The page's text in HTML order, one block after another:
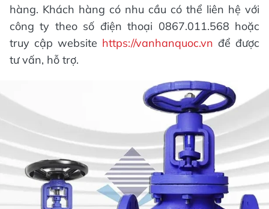
hàng. Khách hàng có nhu cầu có thể liên hệ với
công ty theo số điện thoại 0867.011.568 hoặc
truy cập website https://vanhanquoc.vn để được
tư vấn, hỗ trợ.